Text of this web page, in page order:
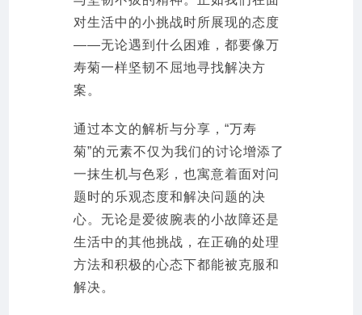
对生活中的小挑战时所展现的态度
——无论遇到什么困难，都要像万
寿菊一样坚韧不屈地寻找解决方
案。
通过本文的解析与分享，“万寿
菊”的元素不仅为我们的讨论增添了
一抹生机与色彩，也寓意着面对问
题时的乐观态度和解决问题的决
心。无论是爱彼腕表的小故障还是
生活中的其他挑战，在正确的处理
方法和积极的心态下都能被克服和
解决。